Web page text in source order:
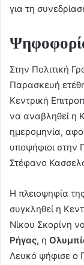
για τη
Στην Πολιτική
Παρασκευή
Κεντρική
να αναβληθεί η
ημερομηνία,
υποψήφιοι στην
Στέφανο
Η πλειοψηφία
συγκληθεί η
Νίκου Σκορίνη
Ρήγας, η
Λευκό ψήφισε ο